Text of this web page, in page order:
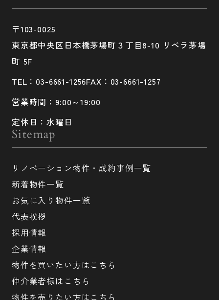
〒103-0025
東京都中央区日本橋茅場町３丁目8-10 リベラ茅場
町 5F
TEL：03-6661-1256FAX：03-6661-1257
営業時間：9:00～19:00
定休日：水曜日
Sitemap
リノベーション物件・成約事例一覧
新着物件一覧
お気に入り物件一覧
代表挨拶
採用情報
企業情報
物件を買いたい方はこちら
仲介業者様はこちら
物件を売りたい方はこちら